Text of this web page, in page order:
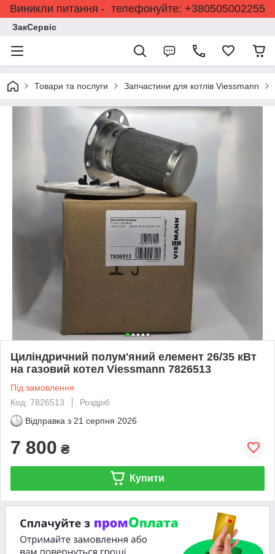
Виникли питання - телефонуйте: +380505002255
ЗакСервіс
Товари та послуги Запчастини для котлів Viessmann
Циліндричний полум'яний елемент 26/35 кВт
на газовий котел Viessmann 7826513
Під замовлення
Код: 7826513
Роздріб
Відправка з 21 серпня 2026
7 800 ₴
Купити